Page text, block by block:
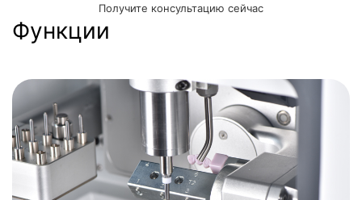
Получите консультацию сейчас
Функции